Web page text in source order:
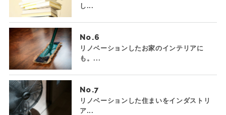
し...
No.
リノベーションしたお家のインテリアに
も。...
No.
リノベーションした住まいをインダストリ
ア...